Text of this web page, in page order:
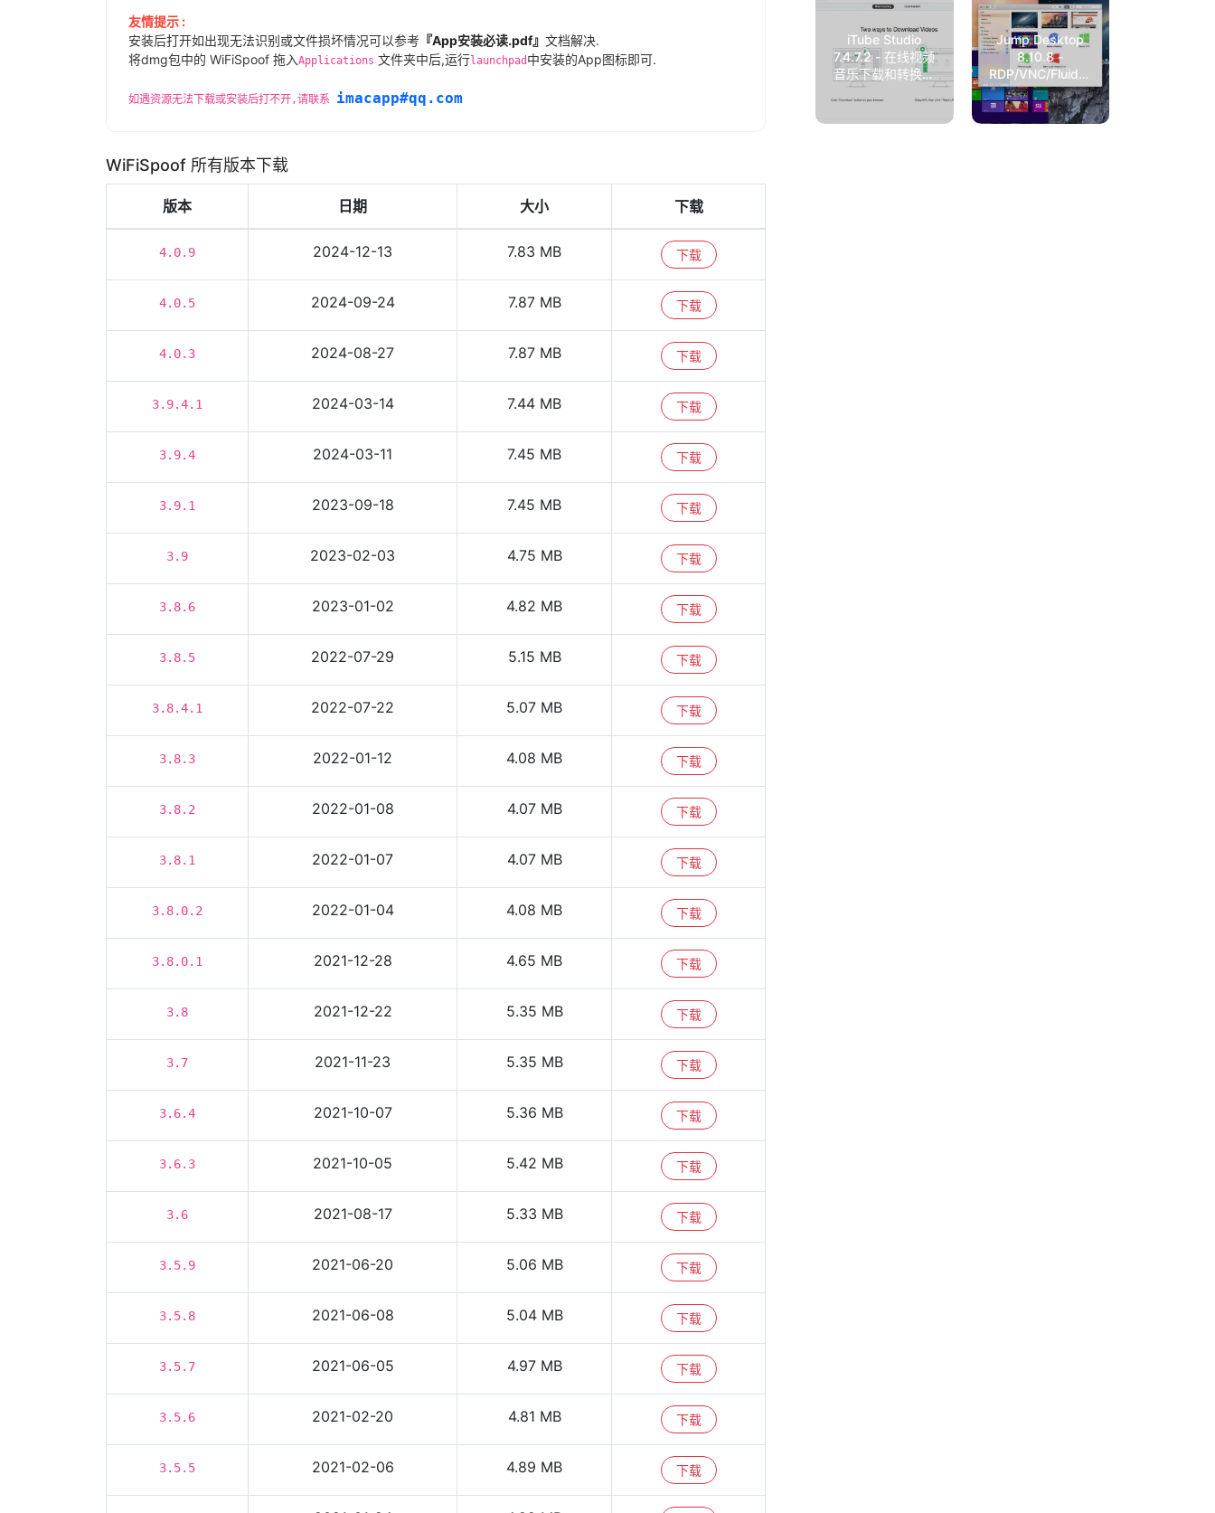
友情提示 :
安装后打开如出现无法识别或文件损坏情况可以参考 『App安装必读.pdf』 文档解决.
将dmg包中的 WiFiSpoof 拖入Applications 文件夹中后,运行launchpad 中安装的App图标即可.
如遇资源无法下载或安装后打不开,请联系 imacapp#qq.com
WiFiSpoof 所有版本下载
版本 日期 大小 下载
4.0.9 2024-12-13 7.83 MB 下载
4.0.5 2024-09-24 7.87 MB 下载
4.0.3 2024-08-27 7.87 MB 下载
3.9.4.1 2024-03-14 7.44 MB 下载
3.9.4 2024-03-11 7.45 MB 下载
3.9.1 2023-09-18 7.45 MB 下载
3.9 2023-02-03 4.75 MB 下载
3.8.6 2023-01-02 4.82 MB 下载
3.8.5 2022-07-29 5.15 MB 下载
3.8.4.1 2022-07-22 5.07 MB 下载
3.8.3 2022-01-12 4.08 MB 下载
3.8.2 2022-01-08 4.07 MB 下载
3.8.1 2022-01-07 4.07 MB 下载
3.8.0.2 2022-01-04 4.08 MB 下载
3.8.0.1 2021-12-28 4.65 MB 下载
3.8 2021-12-22 5.35 MB 下载
3.7 2021-11-23 5.35 MB 下载
3.6.4 2021-10-07 5.36 MB 下载
3.6.3 2021-10-05 5.42 MB 下载
3.6 2021-08-17 5.33 MB 下载
3.5.9 2021-06-20 5.06 MB 下载
3.5.8 2021-06-08 5.04 MB 下载
3.5.7 2021-06-05 4.97 MB 下载
3.5.6 2021-02-20 4.81 MB 下载
3.5.5 2021-02-06 4.89 MB 下载
iTube Studio
7.4.7.2 - 在线视频
音乐下载和转换工
Jump Desktop
8.10.8 -
RDP/VNC/Fluid远
程桌面工具